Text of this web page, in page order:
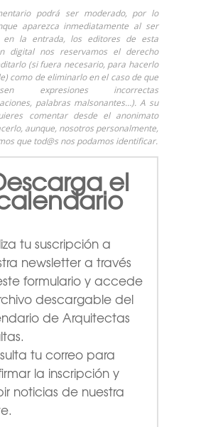
podrá ser moderado, por lo
aparezca inmediatamente al ser
en la entrada, los editores de esta
digital nos reservamos el derecho
(si fuera necesario, para hacerlo
como de eliminarlo en el caso de que
expresiones incorrectas
palabras malsonantes…). A su
comentar desde el anonimato
aunque, nosotros personalmente,
que tod@s nos podamos identificar.
el
tu suscripción a
newsletter a través
formulario y accede
descargable del
de Arquitectas
tu correo para
la inscripción y
noticias de nuestra